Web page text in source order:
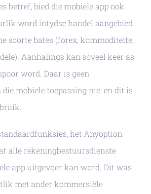
betref, bied die mobiele app ook
word intydse handel aangebied
soorte bates (forex, kommoditeite,
Aanhalings kan soveel keer as
word. Daar is geen
mobiele toepassing nie, en dit is
het Anyoption
alle rekeningbestuursdienste
app uitgevoer kan word. Dit was
met ander kommersiële